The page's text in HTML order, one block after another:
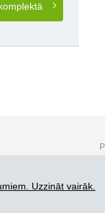
Uzzināt vairāk.